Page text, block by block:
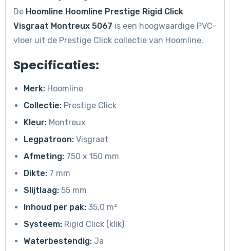
De Hoomline Hoomline Prestige Rigid Click
Visgraat Montreux 5067 is een hoogwaardige PVC-
vloer uit de Prestige Click collectie van Hoomline.
Specificaties:
Merk: Hoomline
Collectie: Prestige Click
Kleur: Montreux
Legpatroon: Visgraat
Afmeting: 750 x 150 mm
Dikte: 7 mm
Slijtlaag: 55 mm
Inhoud per pak: 35,0 m²
Systeem: Rigid Click (klik)
Waterbestendig: Ja